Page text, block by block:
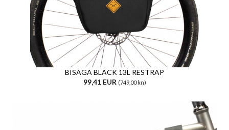
BISAGA BLACK 13L RESTRAP
99,41 EUR (749,00 kn)